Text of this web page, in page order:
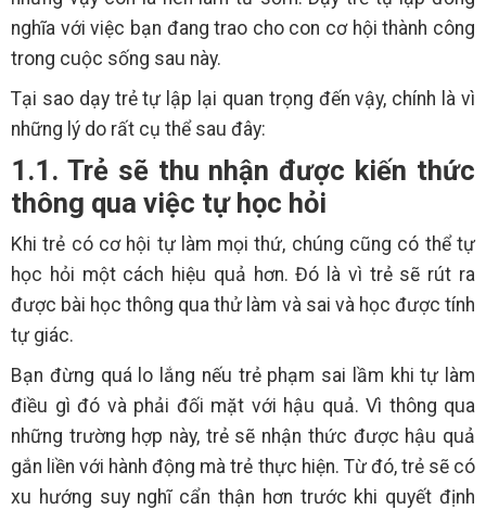
nghĩa với việc bạn đang trao cho con cơ hội thành công
trong cuộc sống sau này.
Tại sao dạy trẻ tự lập lại quan trọng đến vậy, chính là vì
những lý do rất cụ thể sau đây:
1.1. Trẻ sẽ thu nhận được kiến thức
thông qua việc tự học hỏi
Khi trẻ có cơ hội tự làm mọi thứ, chúng cũng có thể tự
học hỏi một cách hiệu quả hơn. Đó là vì trẻ sẽ rút ra
được bài học thông qua thử làm và sai và học được tính
tự giác.
Bạn đừng quá lo lắng nếu trẻ phạm sai lầm khi tự làm
điều gì đó và phải đối mặt với hậu quả. Vì thông qua
những trường hợp này, trẻ sẽ nhận thức được hậu quả
gắn liền với hành động mà trẻ thực hiện. Từ đó, trẻ sẽ có
xu hướng suy nghĩ cẩn thận hơn trước khi quyết định